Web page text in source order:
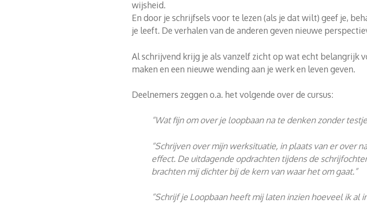
wijsheid.
En door je schrijfsels voor te lezen (als je dat wilt) geef je,
je leeft. De verhalen van de anderen geven nieuwe
Al schrijvend krijg je als vanzelf zicht op wat echt belangrijk
maken en een nieuwe wending aan je werk en leven geven.
Deelnemers zeggen o.a. het volgende over de cursus:
“Wat fijn om over je loopbaan na te denken zonder
“Schrijven over mijn werksituatie, in plaats van er over
effect. De uitdagende opdrachten tijdens de
brachten mij dichter bij de kern van waar het om gaat.”
“Schrijf je Loopbaan heeft mij laten inzien hoeveel ik al